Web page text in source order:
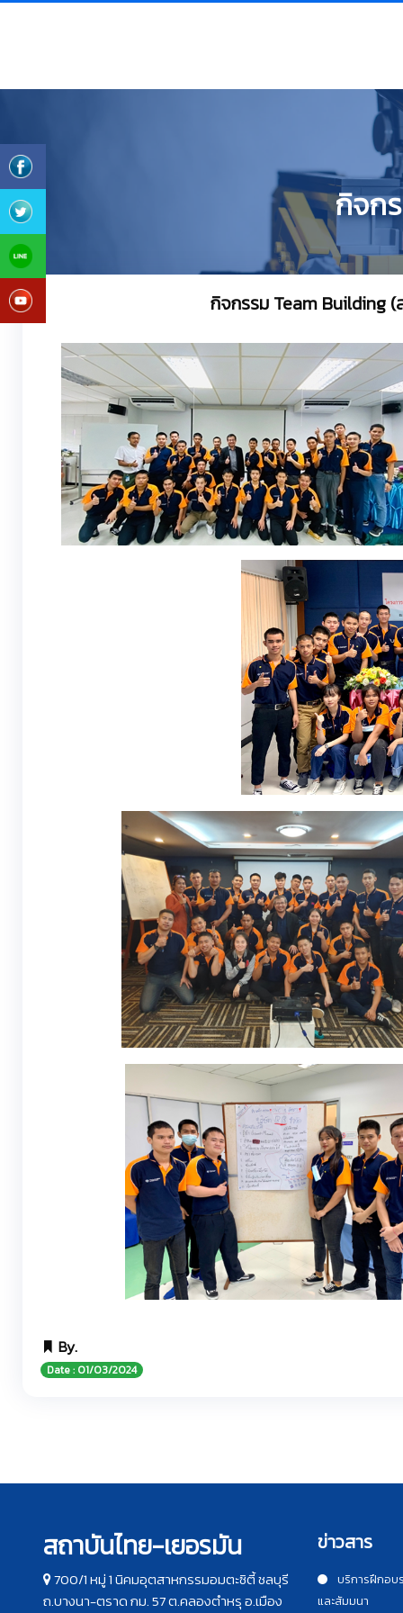
กิจก
กิจกรรม Team Building (
By.
Date : 01/03/2024
สถาบันไทย-เยอรมัน
700/1 หมู่ 1 นิคมอุตสาหกรรมอมตะซิตี้ ชลบุรี
ถ.บางนา-ตราด กม. 57 ต.คลองตำหรุ อ.เมือง
ข่าวสาร
บริการฝึกอบ
และสัมมนา